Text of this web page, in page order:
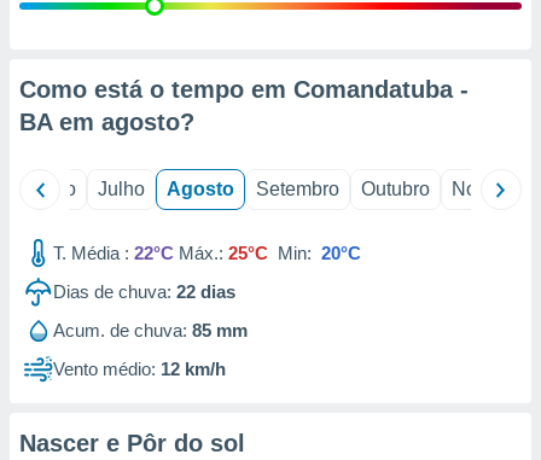
estudos
1199
Como está o tempo em Comandatuba -
BA em agosto?
Junho Julho Agosto Setembro Outubro Novembro
T. Média : 22°C Máx.: 25°C Min: 20°C
Dias de chuva: 22 dias
Acum. de chuva: 85 mm
Vento médio: 12 km/h
Nascer e Pôr do sol